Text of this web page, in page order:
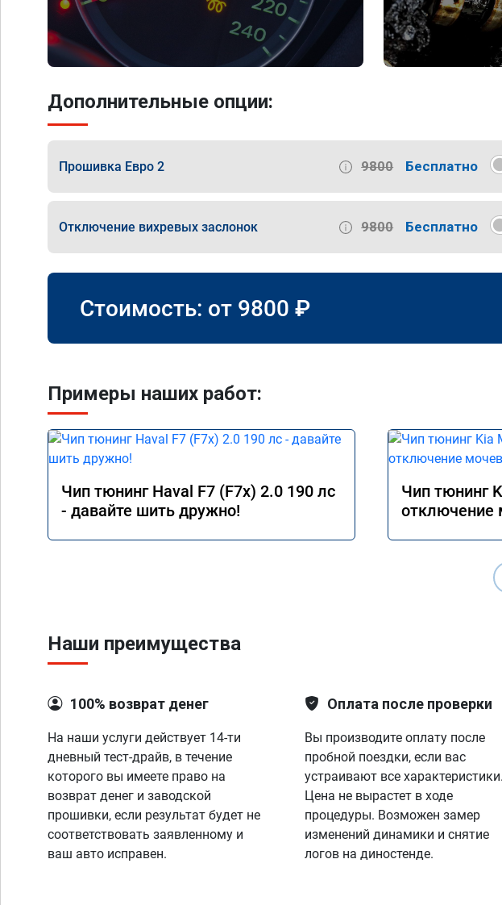
Дополнительные опции:
Прошивка Евро 2 9800 Бесплатно
Отключение вихревых заслонок 9800 Бесплатно
Стоимость: от 9800 ₽
Примеры наших работ:
Чип тюнинг Haval F7 (F7x) 2.0 190 лс
- давайте шить дружно!
Чип тюнинг
отключение
Наши преимущества
100% возврат денег
На наши услуги действует 14-ти
дневный тест-драйв, в течение
которого вы имеете право на
возврат денег и заводской
прошивки, если результат будет не
соответствовать заявленному и
ваш авто исправен.
Оплата после проверки
Вы производите оплату после
пробной поездки, если вас
устраивают все характеристики.
Цена не вырастет в ходе
процедуры. Возможен замер
изменений динамики и снятие
логов на диностенде.